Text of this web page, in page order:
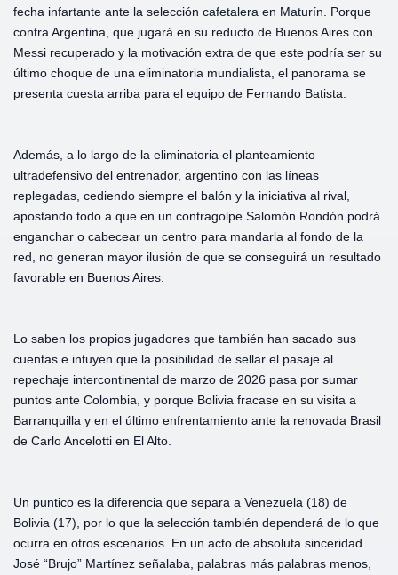
fecha infartante ante la selección cafetalera en Maturín. Porque
contra Argentina, que jugará en su reducto de Buenos Aires con
Messi recuperado y la motivación extra de que este podría ser su
último choque de una eliminatoria mundialista, el panorama se
presenta cuesta arriba para el equipo de Fernando Batista.
Además, a lo largo de la eliminatoria el planteamiento
ultradefensivo del entrenador, argentino con las líneas
replegadas, cediendo siempre el balón y la iniciativa al rival,
apostando todo a que en un contragolpe Salomón Rondón podrá
enganchar o cabecear un centro para mandarla al fondo de la
red, no generan mayor ilusión de que se conseguirá un resultado
favorable en Buenos Aires.
Lo saben los propios jugadores que también han sacado sus
cuentas e intuyen que la posibilidad de sellar el pasaje al
repechaje intercontinental de marzo de 2026 pasa por sumar
puntos ante Colombia, y porque Bolivia fracase en su visita a
Barranquilla y en el último enfrentamiento ante la renovada Brasil
de Carlo Ancelotti en El Alto.
Un puntico es la diferencia que separa a Venezuela (18) de
Bolivia (17), por lo que la selección también dependerá de lo que
ocurra en otros escenarios. En un acto de absoluta sinceridad
José “Brujo” Martínez señalaba, palabras más palabras menos,